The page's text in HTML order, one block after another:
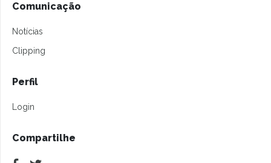
Comunicação
Notícias
Clipping
Perfil
Login
Compartilhe